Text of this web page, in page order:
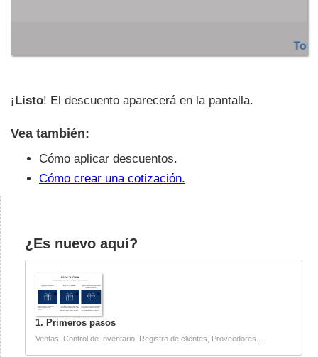
¡Listo! El descuento aparecerá en la pantalla.
Vea también:
Cómo aplicar descuentos.
Cómo crear una cotización.
¿Es nuevo aquí?
1. Primeros pasos
Ventas, Control de Inventario, Registro de clientes, Proveedores ...